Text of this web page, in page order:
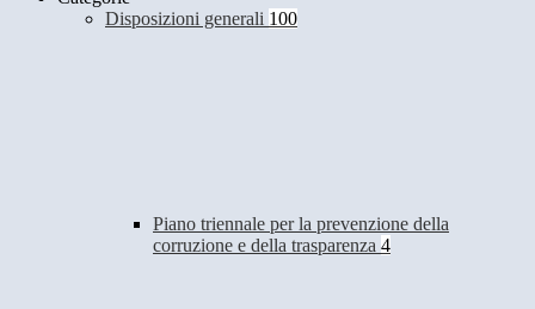
Disposizioni generali 100
Piano triennale per la prevenzione della
corruzione e della trasparenza 4